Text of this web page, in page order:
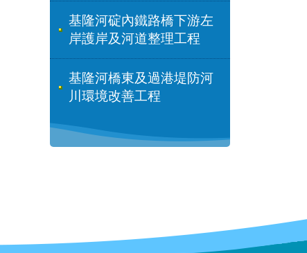
基隆河碇內鐵路橋下游左
岸護岸及河道整理工程
基隆河橋東及過港堤防河
川環境改善工程